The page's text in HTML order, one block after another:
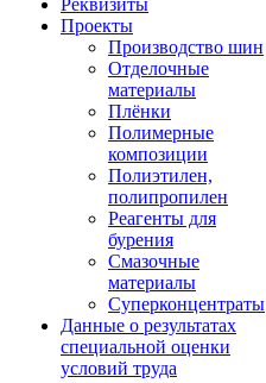
Реквизиты
Проекты
Производство шин
Отделочные
материалы
Плёнки
Полимерные
композиции
Полиэтилен,
полипропилен
Реагенты для
бурения
Смазочные
материалы
Суперконцентраты
Данные о результатах
специальной оценки
условий труда